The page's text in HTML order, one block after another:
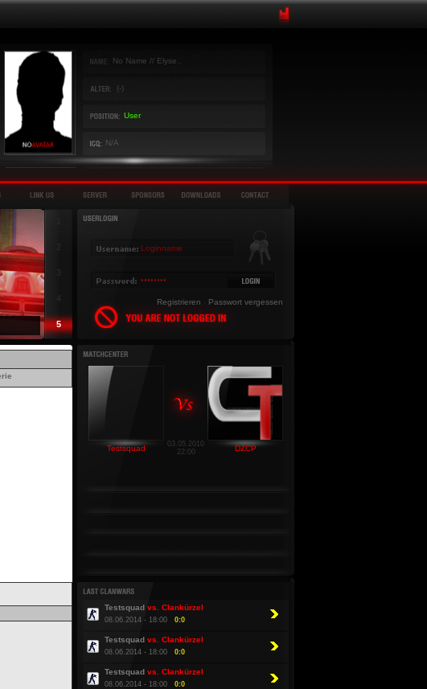
No Name // Elyse..
(-)
User
N/A
3
4
5
Registrieren Passwort vergessen
Testsquad
03.05.2010
22:00
DZCP
Testsquad vs. Clankürzel
08.06.2014 - 18:00 0:0
Testsquad vs. Clankürzel
08.06.2014 - 18:00 0:0
Testsquad vs. Clankürzel
08.06.2014 - 18:00 0:0